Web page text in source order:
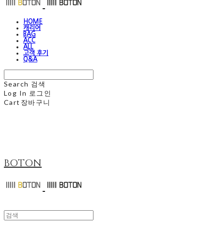
HOME
캐리어
BAG
ACC
ALL
고객 후기
Q&A
Search 검색
Log In 로그인
Cart 장바구니
BOTON